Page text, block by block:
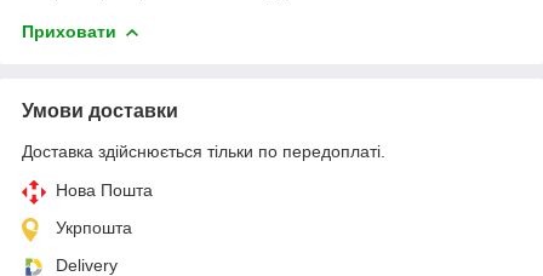
Приховати
Умови доставки
Доставка здійснюється тільки по передоплаті.
Нова Пошта
Укрпошта
Delivery